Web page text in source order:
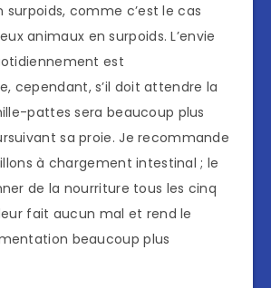
comme c’est le cas
animaux en surpoids. L’envie
est
cependant, s’il doit attendre la
pattes sera beaucoup plus
sa proie. Je recommande
à chargement intestinal ; le
de la nourriture tous les cinq
fait aucun mal et rend le
beaucoup plus